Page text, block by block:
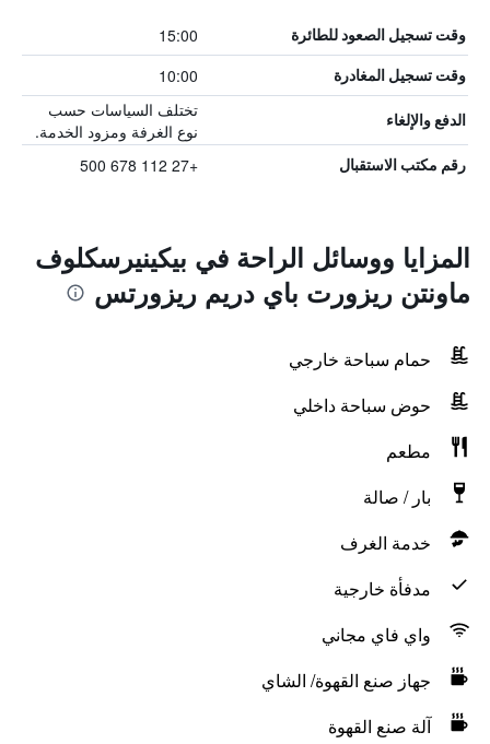
وقت تسجيل الصعود للطائرة 15:00
وقت تسجيل المغادرة 10:00
الدفع والإلغاء
تختلف السياسات حسب
نوع الغرفة ومزود الخدمة.
رقم مكتب الاستقبال +27 112 678 500
المزايا ووسائل الراحة في بيكينيرسكلوف
ماونتن ريزورت باي دريم ريزورتس
حمام سباحة خارجي
حوض سباحة داخلي
مطعم
بار / صالة
خدمة الغرف
مدفأة خارجية
واي فاي مجاني
جهاز صنع القهوة/ الشاي
آلة صنع القهوة